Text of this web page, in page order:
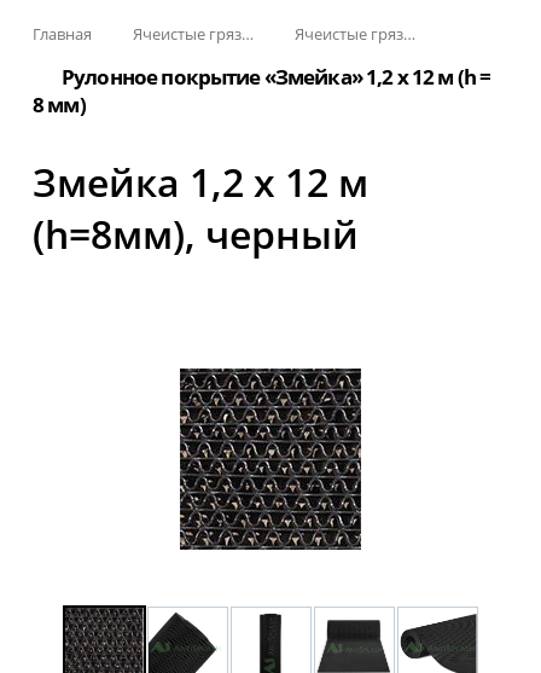
Главная Ячеистые грязезащитные покрытия Ячеистые грязезащитные покрытия «Змейка» (Zig-Zag)
Рулонное покрытие «Змейка» 1,2 х 12 м (h =
8 мм)
Змейка 1,2 х 12 м
(h=8мм), черный